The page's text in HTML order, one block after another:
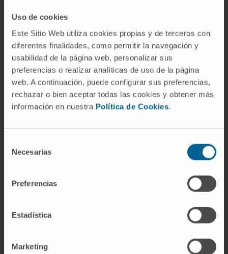
Uso de cookies
Este Sitio Web utiliza cookies propias y de terceros con
diferentes finalidades, como permitir la navegación y
usabilidad de la página web, personalizar sus
preferencias o realizar analíticas de uso de la página
web. A continuación, puede configurar sus preferencias,
rechazar o bien aceptar todas las cookies y obtener más
información en nuestra Política de Cookies.
Necesarias
Preferencias
Estadística
Marketing
Kendall eligió en 1914 al creer que la
Harington aclaró la estructura verdadera en
1926, el nombre ya estaba consolidado en la
literatura médica y no se modificó.
¿Es lo mismo tiroxina que T4 libre?
No exactamente. "Tiroxina" designa la
(FT4 o T4 libre). Cuando el laboratorio informa
de "T4 libre" se refiere específicamente a la
fracción no unida, que es la biológicamente
¿Qué diferencia hay entre tiroxina